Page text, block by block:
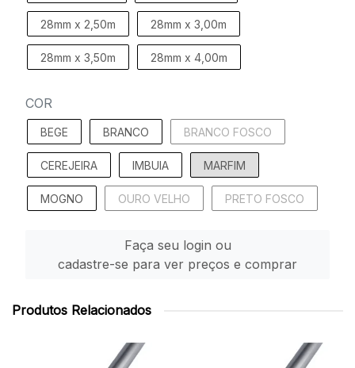
28mm x 2,50m 28mm x 3,00m
28mm x 3,50m 28mm x 4,00m
COR
BEGE BRANCO BRANCO FOSCO
CEREJEIRA IMBUIA MARFIM
MOGNO OURO VELHO PRETO FOSCO
Faça seu login ou
cadastre-se para ver preços e comprar
Produtos Relacionados